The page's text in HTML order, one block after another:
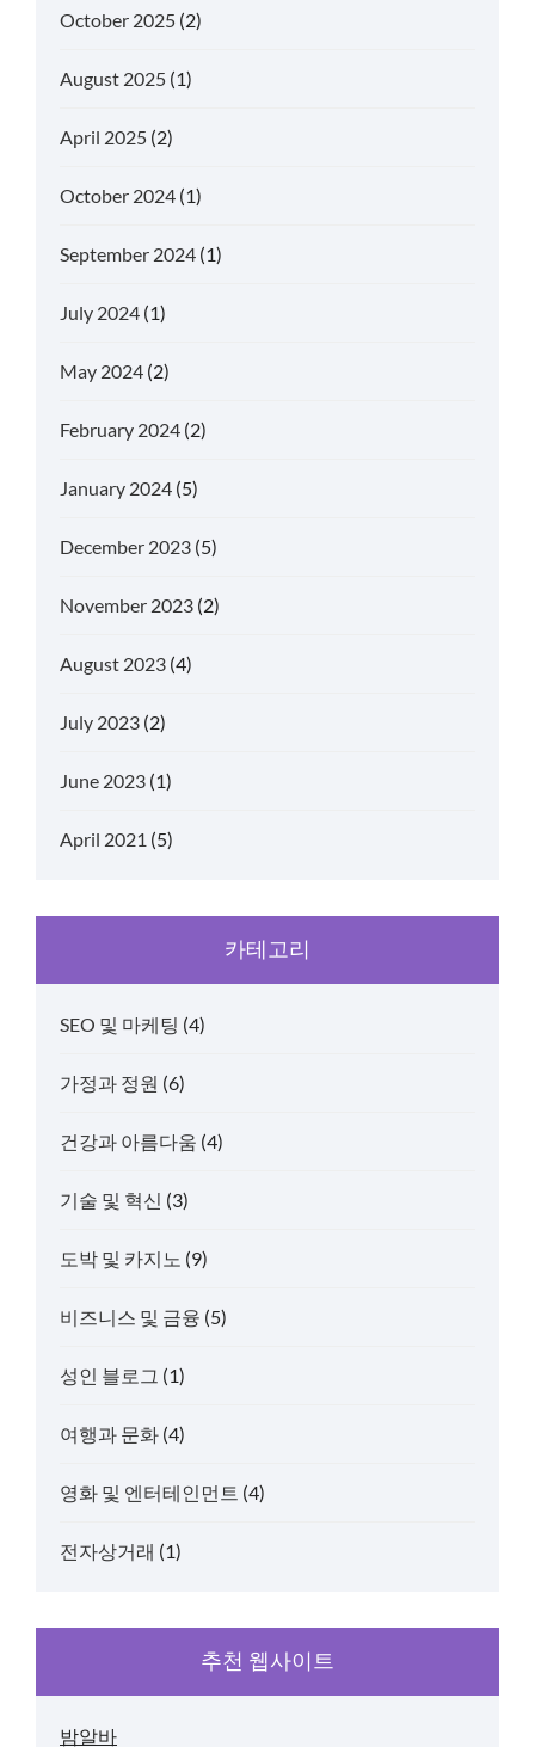
October 2025 (2)
August 2025 (1)
April 2025 (2)
October 2024 (1)
September 2024 (1)
July 2024 (1)
May 2024 (2)
February 2024 (2)
January 2024 (5)
December 2023 (5)
November 2023 (2)
August 2023 (4)
July 2023 (2)
June 2023 (1)
April 2021 (5)
카테고리
SEO 및 마케팅 (4)
가정과 정원 (6)
건강과 아름다움 (4)
기술 및 혁신 (3)
도박 및 카지노 (9)
비즈니스 및 금융 (5)
성인 블로그 (1)
여행과 문화 (4)
영화 및 엔터테인먼트 (4)
전자상거래 (1)
추천 웹사이트
밤알바